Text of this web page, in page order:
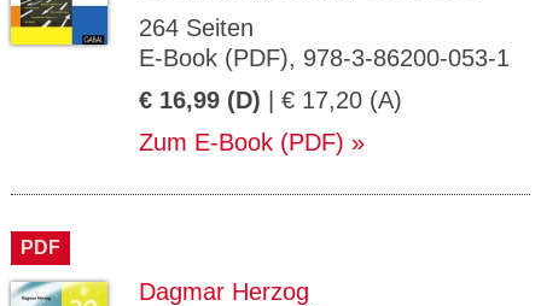
264 Seiten
E-Book (PDF), 978-3-86200-053-1
€ 16,99 (D) | € 17,20 (A)
Zum E-Book (PDF)
PDF
Dagmar Herzog